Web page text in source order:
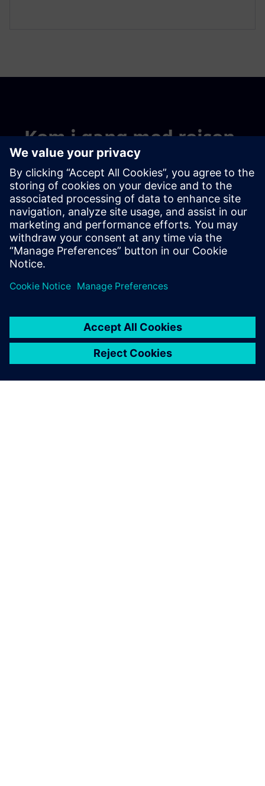
Kom i gang med reisen.
Kontakt våre eksperter
Finn din løsning